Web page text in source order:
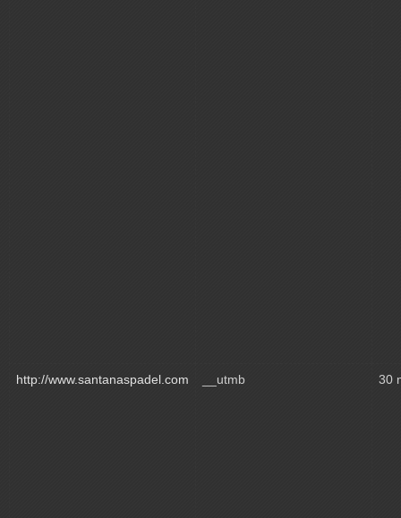
http://www.santanaspadel.com __utmb 30